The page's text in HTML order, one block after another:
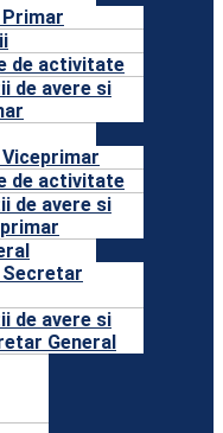
de activitate
de avere si
de activitate
de avere si
de avere si
General